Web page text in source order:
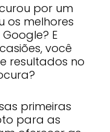
por um
os melhores
E
você
resultados no
primeiras
para as